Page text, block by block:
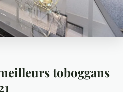
toboggans